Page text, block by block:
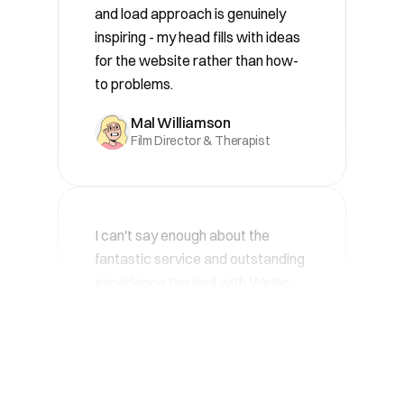
for the website rather than how-
to problems.
Film Director & Therapist
experience I've had with WeInc.
The website is incredibly simple to